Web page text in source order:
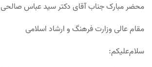
محضر مبارک جناب آقای دکتر سید عباس صالحی
مقام عالی وزارت فرهنگ و ارشاد اسلامی
سلام‌علیکم: